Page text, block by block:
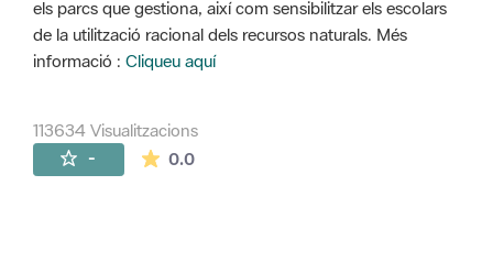
els parcs que gestiona, així com sensibilitzar els escolars
de la utilització racional dels recursos naturals. Més
informació : Cliqueu aquí
113634 Visualitzacions
- 0.0La mitjana de les valoracions és de 0